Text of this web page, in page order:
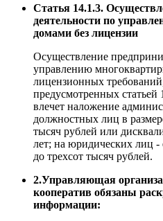
Статья 14.1.3.
деятельности по
домами без лицензии
Осуществление
управлению
лицензионных
предусмотренных статьей
влечет наложение
должностных лиц в
тысяч рублей или
лет; на юридических лиц -
до трехсот тысяч рублей.
2.Управляющая
кооператив обязаны
информации: